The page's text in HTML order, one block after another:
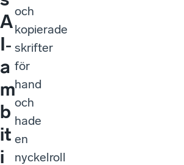
A
I‑
a
m
b
it
i
och
kopierade
skrifter
för
hand
och
hade
en
nyckelroll